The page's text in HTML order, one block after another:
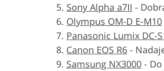
Sony Alpha a7II -
Olympus OM-D E-M10
Panasonic Lumix DC-
Canon EOS R6 -
Samsung NX3000 -